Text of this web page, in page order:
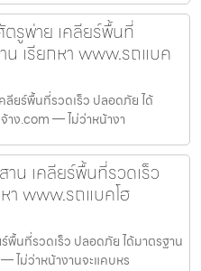
ตรูพ่าย เคลียร์พื้นที่
น เรียกหา www.รถแบค
ลียร์พื้นที่รวดเร็ว ปลอดภัย ได้
าง.com — ไม่ว่าหน้างา
น เคลียร์พื้นที่รวดเร็ว
า www.รถแบคโฮ
พื้นที่รวดเร็ว ปลอดภัย ได้มาตรฐาน
ไม่ว่าหน้างานจะแคบหร